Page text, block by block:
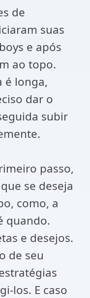
de
suas
e após
ao topo.
é longa,
dar o
subir
passo,
se deseja
como, a
quando.
e desejos.
de seu
los. E caso